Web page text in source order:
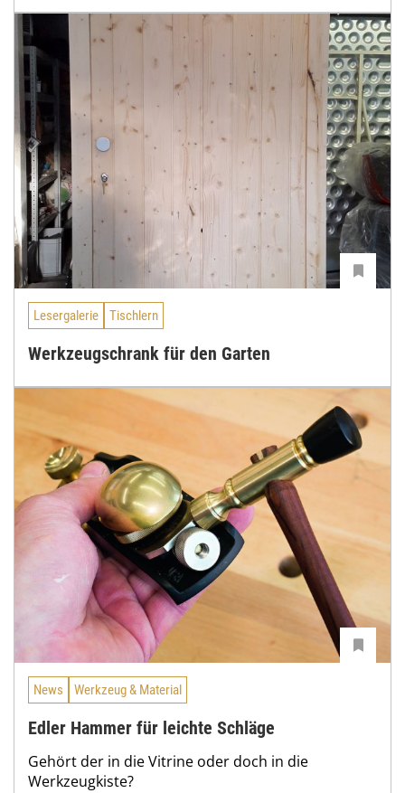
Lesergalerie Tischlern
Werkzeugschrank für den Garten
News Werkzeug & Material
Edler Hammer für leichte Schläge
Gehört der in die Vitrine oder doch in die
Werkzeugkiste?